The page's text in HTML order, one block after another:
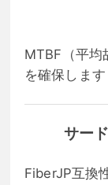
MTBF（平均
を確保します
サー
FiberJP互換